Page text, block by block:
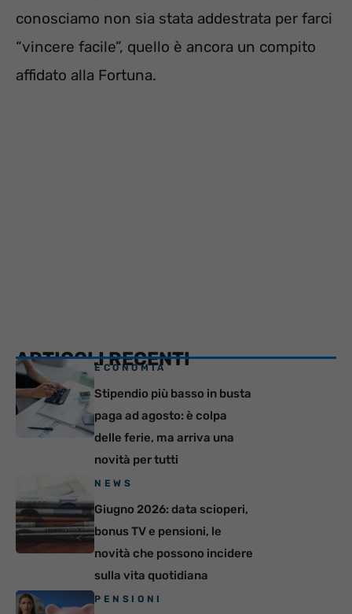
conosciamo non sia stata addestrata per farci
“vincere facile”, quello è ancora un compito
affidato alla Fortuna.
ARTICOLI RECENTI
ECONOMIA
Stipendio più basso in busta
paga ad agosto: è colpa
delle ferie, ma arriva una
novità per tutti
NEWS
Giugno 2026: data scioperi,
bonus TV e pensioni, le
novità che possono incidere
sulla vita quotidiana
PENSIONI